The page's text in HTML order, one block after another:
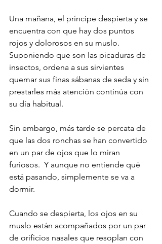
Una mañana, el príncipe despierta y se
encuentra con que hay dos puntos
rojos y dolorosos en su muslo.
Suponiendo que son las picaduras de
insectos, ordena a sus sirvientes
quemar sus finas sábanas de seda y sin
prestarles más atención continúa con
su día habitual.
Sin embargo, más tarde se percata de
que las dos ronchas se han convertido
en un par de ojos que lo miran
furiosos.  Y aunque no entiende qué
está pasando, simplemente se va a
dormir.
Cuando se despierta, los ojos en su
muslo están acompañados por un par
de orificios nasales que resoplan con